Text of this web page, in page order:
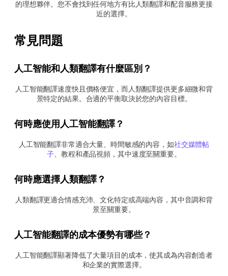
的理想夥伴。您不會找到任何地方有比人類翻譯和配音服務更接
近的選擇。
常見問題
人工智能和人類翻譯有什麼區別？
人工智能翻譯速度快且價格便宜，而人類翻譯提供更多細微和背
景特定的結果。合適的平衡取決於您的內容目標。
何時應使用人工智能翻譯？
人工智能翻譯非常適合大量、時間敏感的內容，如社交媒體帖
子、教程和產品視頻，其中速度至關重要。
何時應選擇人類翻譯？
人類翻譯更適合情感充沛、文化特定或高端內容，其中音調和背
景至關重要。
人工智能翻譯的成本優勢有哪些？
人工智能翻譯顯著降低了大量項目的成本，使其成為內容創造者
和企業的實際選擇。